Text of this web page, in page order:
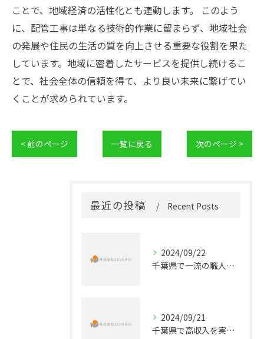
ことで、地域経済の活性化とも連動します。 このよう
に、配管工事は単なる技術的作業に留まらず、地域社会
の発展や住民の生活の質を向上させる重要な役割を果た
しています。地域に密着したサービスを提供し続けるこ
とで、社会全体の信頼を得て、より良い未来に繋げてい
くことが求められています。
< 前のページ 一覧に戻る 次のページ >
最近の投稿 Recent Posts
2024/09/22
千葉県で一流の職人を目指す！未経験から始める配管工事正社員の道
2024/09/21
千葉県で高収入を実現する！配管工事の正社員求人情報